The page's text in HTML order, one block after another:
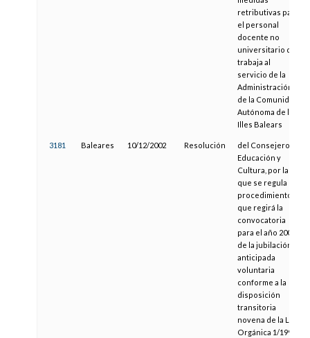
retributivas para
el personal
docente no
universitario que
trabaja al
servicio de la
Administración
de la Comunidad
Autónoma de las
Illes Balears
3181 Baleares 10/12/2002 Resolución
del Consejero de
Educación y
Cultura, por la
que se regula el
procedimiento
que regirá la
convocatoria
para el año 2003
de la jubilación
anticipada
voluntaria
conforme a la
disposición
transitoria
novena de la Ley
Orgánica 1/1990,